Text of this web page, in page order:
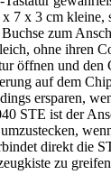
x 3 cm
zum
ohne ihren
öffnen und
auf dem
ersparen,
STE ist der
direkt
zu